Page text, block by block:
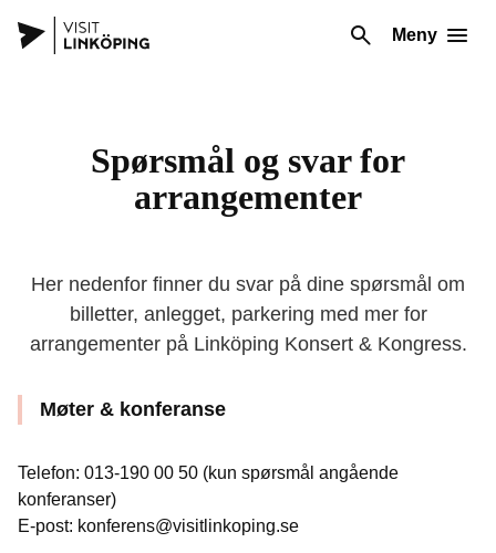
Meny
Spørsmål og svar for
arrangementer
Her nedenfor finner du svar på dine spørsmål om
billetter, anlegget, parkering med mer for
arrangementer på Linköping Konsert & Kongress.
Møter & konferanse
Telefon: 013-190 00 50 (kun spørsmål angående
konferanser)
E-post: konferens@visitlinkoping.se